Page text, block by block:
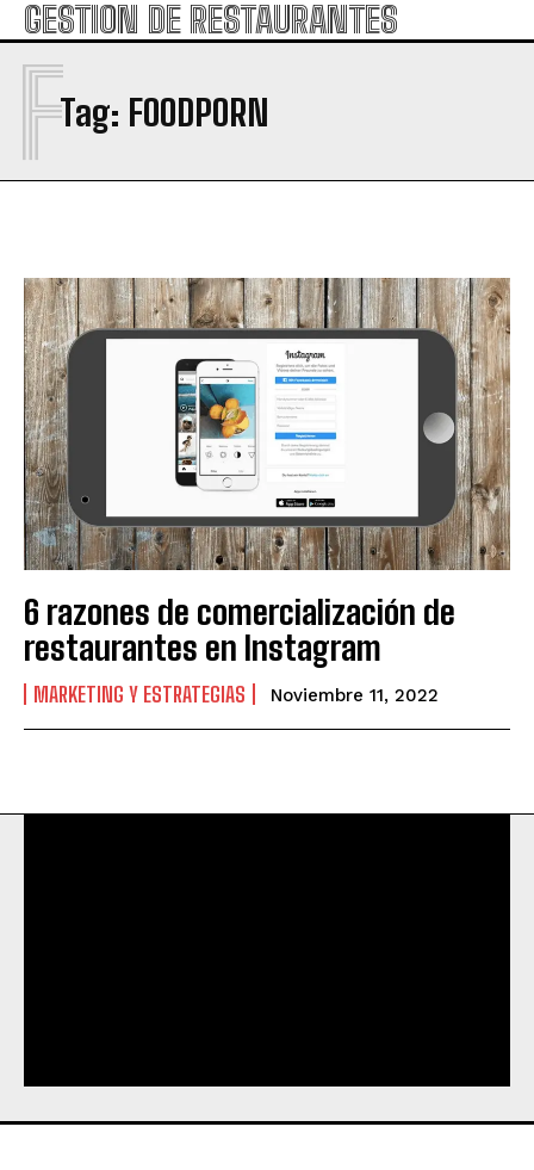
GESTION DE RESTAURANTES
Tag: FOODPORN
F
6 razones de comercialización de
restaurantes en Instagram
MARKETING Y ESTRATEGIAS Noviembre 11, 2022